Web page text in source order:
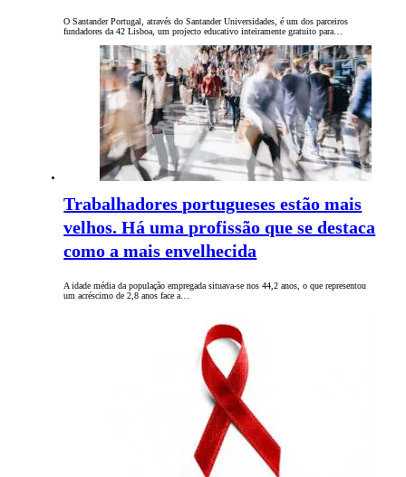
O Santander Portugal, através do Santander Universidades, é um dos parceiros
fundadores da 42 Lisboa, um projecto educativo inteiramente gratuito para…
Trabalhadores portugueses estão mais
velhos. Há uma profissão que se destaca
como a mais envelhecida
A idade média da população empregada situava-se nos 44,2 anos, o que representou
um acréscimo de 2,8 anos face a…